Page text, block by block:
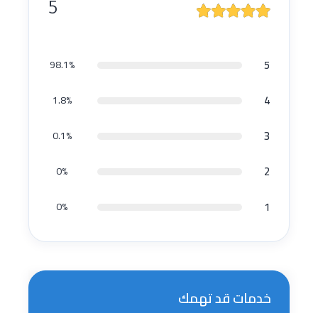
5
5
98.1%
4
1.8%
3
0.1%
2
0%
1
0%
خدمات قد تهمك